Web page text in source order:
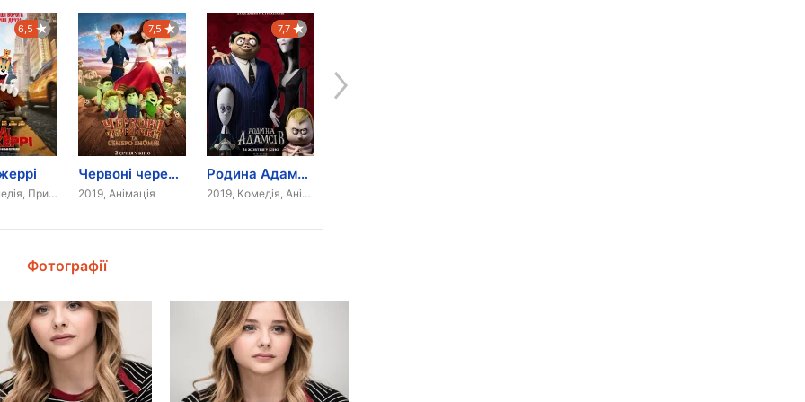
6,5
2021, Комедія, Пригоди, Сімейний, Анімація
7,5
Червоні черевички та семеро гномів
2019, Анімація
7,7
Родина Адамсів
2019, Комедія, Анімація
Фотографії